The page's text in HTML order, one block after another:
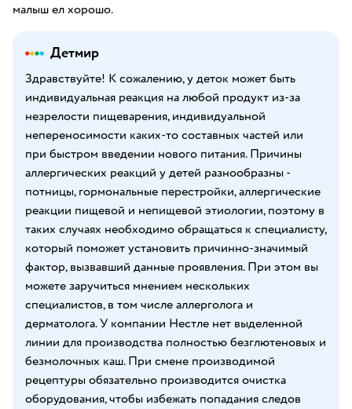
малыш ел хорошо.
Детмир
Здравствуйте! К сожалению, у деток может быть
индивидуальная реакция на любой продукт из-за
незрелости пищеварения, индивидуальной
непереносимости каких-то составных частей или
при быстром введении нового питания. Причины
аллергических реакций у детей разнообразны -
потницы, гормональные перестройки, аллергические
реакции пищевой и непищевой этиологии, поэтому в
таких случаях необходимо обращаться к специалисту,
который поможет установить причинно-значимый
фактор, вызвавший данные проявления. При этом вы
можете заручиться мнением нескольких
специалистов, в том числе аллерголога и
дерматолога. У компании Нестле нет выделенной
линии для производства полностью безглютеновых и
безмолочных каш. При смене производимой
рецептуры обязательно производится очистка
оборудования, чтобы избежать попадания следов